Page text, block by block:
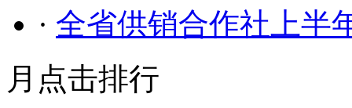
· 全省供销合作社上半
月点击排行